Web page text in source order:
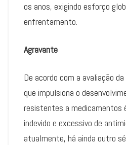
os anos, exigindo esforço
enfrentamento.
Agravante
De acordo com a avaliação
que impulsiona o
resistentes a medicamentos
indevido e excessivo de
atualmente, há ainda outro